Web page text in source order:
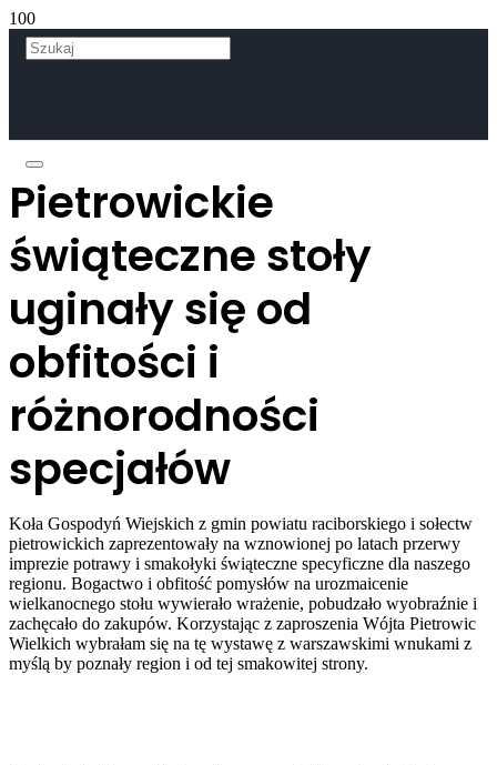
Pietrowickie
świąteczne stoły
uginały się od
obfitości i
różnorodności
specjałów
Koła Gospodyń Wiejskich z gmin powiatu raciborskiego i sołectw
pietrowickich zaprezentowały na wznowionej po latach przerwy
imprezie potrawy i smakołyki świąteczne specyficzne dla naszego
regionu. Bogactwo i obfitość pomysłów na urozmaicenie
wielkanocnego stołu wywierało wrażenie, pobudzało wyobraźnie i
zachęcało do zakupów. Korzystając z zaproszenia Wójta Pietrowic
Wielkich wybrałam się na tę wystawę z warszawskimi wnukami z
myślą by poznały region i od tej smakowitej strony.